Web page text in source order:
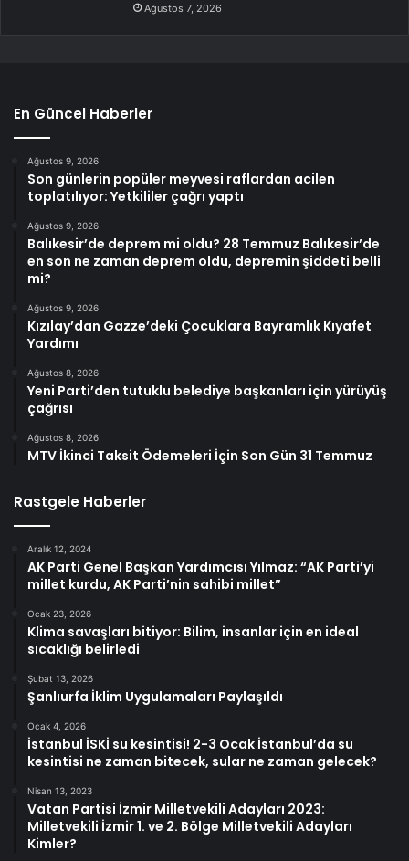
Ağustos 7, 2026
En Güncel Haberler
Ağustos 9, 2026
Son günlerin popüler meyvesi raflardan acilen
toplatılıyor: Yetkililer çağrı yaptı
Ağustos 9, 2026
Balıkesir’de deprem mi oldu? 28 Temmuz Balıkesir’de
en son ne zaman deprem oldu, depremin şiddeti belli
mi?
Ağustos 9, 2026
Kızılay’dan Gazze’deki Çocuklara Bayramlık Kıyafet
Yardımı
Ağustos 8, 2026
Yeni Parti’den tutuklu belediye başkanları için yürüyüş
çağrısı
Ağustos 8, 2026
MTV İkinci Taksit Ödemeleri İçin Son Gün 31 Temmuz
Rastgele Haberler
Aralık 12, 2024
AK Parti Genel Başkan Yardımcısı Yılmaz: “AK Parti’yi
millet kurdu, AK Parti’nin sahibi millet”
Ocak 23, 2026
Klima savaşları bitiyor: Bilim, insanlar için en ideal
sıcaklığı belirledi
Şubat 13, 2026
Şanlıurfa İklim Uygulamaları Paylaşıldı
Ocak 4, 2026
İstanbul İSKİ su kesintisi! 2-3 Ocak İstanbul’da su
kesintisi ne zaman bitecek, sular ne zaman gelecek?
Nisan 13, 2023
Vatan Partisi İzmir Milletvekili Adayları 2023:
Milletvekili İzmir 1. ve 2. Bölge Milletvekili Adayları
Kimler?